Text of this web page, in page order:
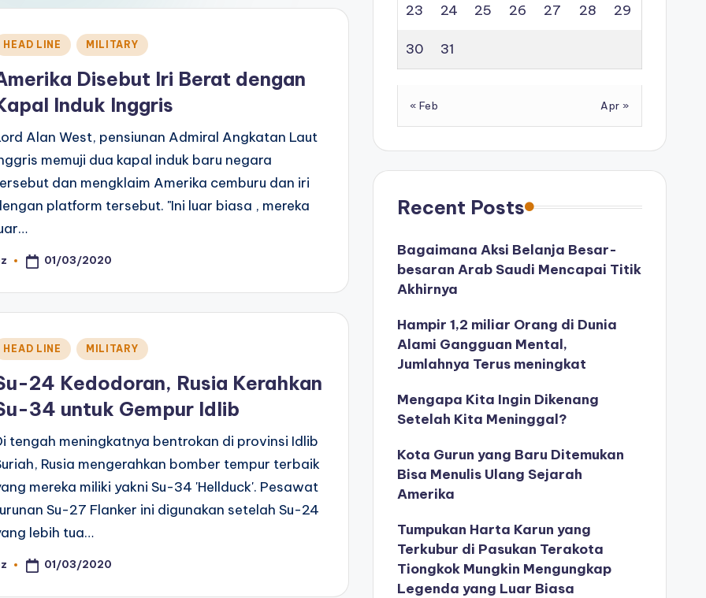
HEAD LINE MILITARY
Disebut Iri Berat dengan
Induk Inggris
Alan West, pensiunan Admiral Angkatan Laut
memuji dua kapal induk baru negara
dan mengklaim Amerika cemburu dan iri
platform tersebut. "Ini luar biasa , mereka
01/03/2020
HEAD LINE MILITARY
24 Kedodoran, Rusia Kerahkan
34 untuk Gempur Idlib
tengah meningkatnya bentrokan di provinsi Idlib
Rusia mengerahkan bomber tempur terbaik
mereka miliki yakni Su-34 'Hellduck'. Pesawat
Su-27 Flanker ini digunakan setelah Su-24
lebih tua…
01/03/2020
23 24 25 26 27 28 29
30 31
« Feb Apr »
Recent Posts
Bagaimana Aksi Belanja Besar-
besaran Arab Saudi Mencapai Titik
Akhirnya
Hampir 1,2 miliar Orang di Dunia
Alami Gangguan Mental,
Jumlahnya Terus meningkat
Mengapa Kita Ingin Dikenang
Setelah Kita Meninggal?
Kota Gurun yang Baru Ditemukan
Bisa Menulis Ulang Sejarah
Amerika
Tumpukan Harta Karun yang
Terkubur di Pasukan Terakota
Tiongkok Mungkin Mengungkap
Legenda yang Luar Biasa